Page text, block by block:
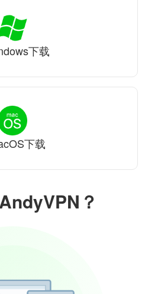
？
下载
下载